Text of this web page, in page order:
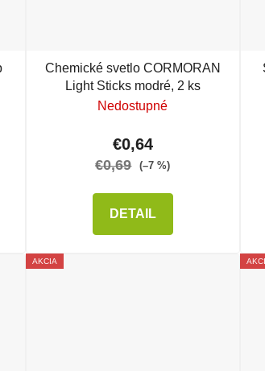
Chemické svetlo CORMORAN
Light Sticks modré, 2 ks
Nedostupné
€0,64
€0,69 (–7 %)
DETAIL
AKCIA